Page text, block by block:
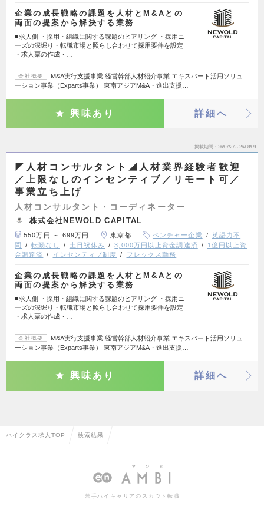
企業の成長戦略の課題を人材とM&Aとの
両面の提案から解決する業務
■求人側 ・採用・組織に関する課題のヒアリング ・採用ニ
ーズの深堀り・転職市場と照らし合わせて採用要件を設定
・求人票の作成・…
会社概要
M&A実行支援事業 経営幹部人材紹介事業 エキスパート活用ソリュ
ーション事業（Exparts事業） 東南アジアM&A・進出支援…
興味あり 詳細へ
掲載期間 26/07/27～26/08/09
◤人材コンサルタント◢人材業界経験者歓迎
／上限なしのインセンティブ／リモート可／
事業立ち上げ
人材コンサルタント・コーディネーター
株式会社NEWOLD CAPITAL
550万円 ～ 699万円 東京都 ベンチャー企業
英語力不
問
転勤なし 土日祝休み 3,000万円以上資金調達済
1億円以上資
金調達済
インセンティブ制度 フレックス勤務
企業の成長戦略の課題を人材とM&Aとの
両面の提案から解決する業務
■求人側 ・採用・組織に関する課題のヒアリング ・採用ニ
ーズの深堀り・転職市場と照らし合わせて採用要件を設定
・求人票の作成・…
会社概要
M&A実行支援事業 経営幹部人材紹介事業 エキスパート活用ソリュ
ーション事業（Exparts事業） 東南アジアM&A・進出支援…
興味あり 詳細へ
ハイクラス求人TOP 検索結果
若手ハイキャリアのスカウト転職